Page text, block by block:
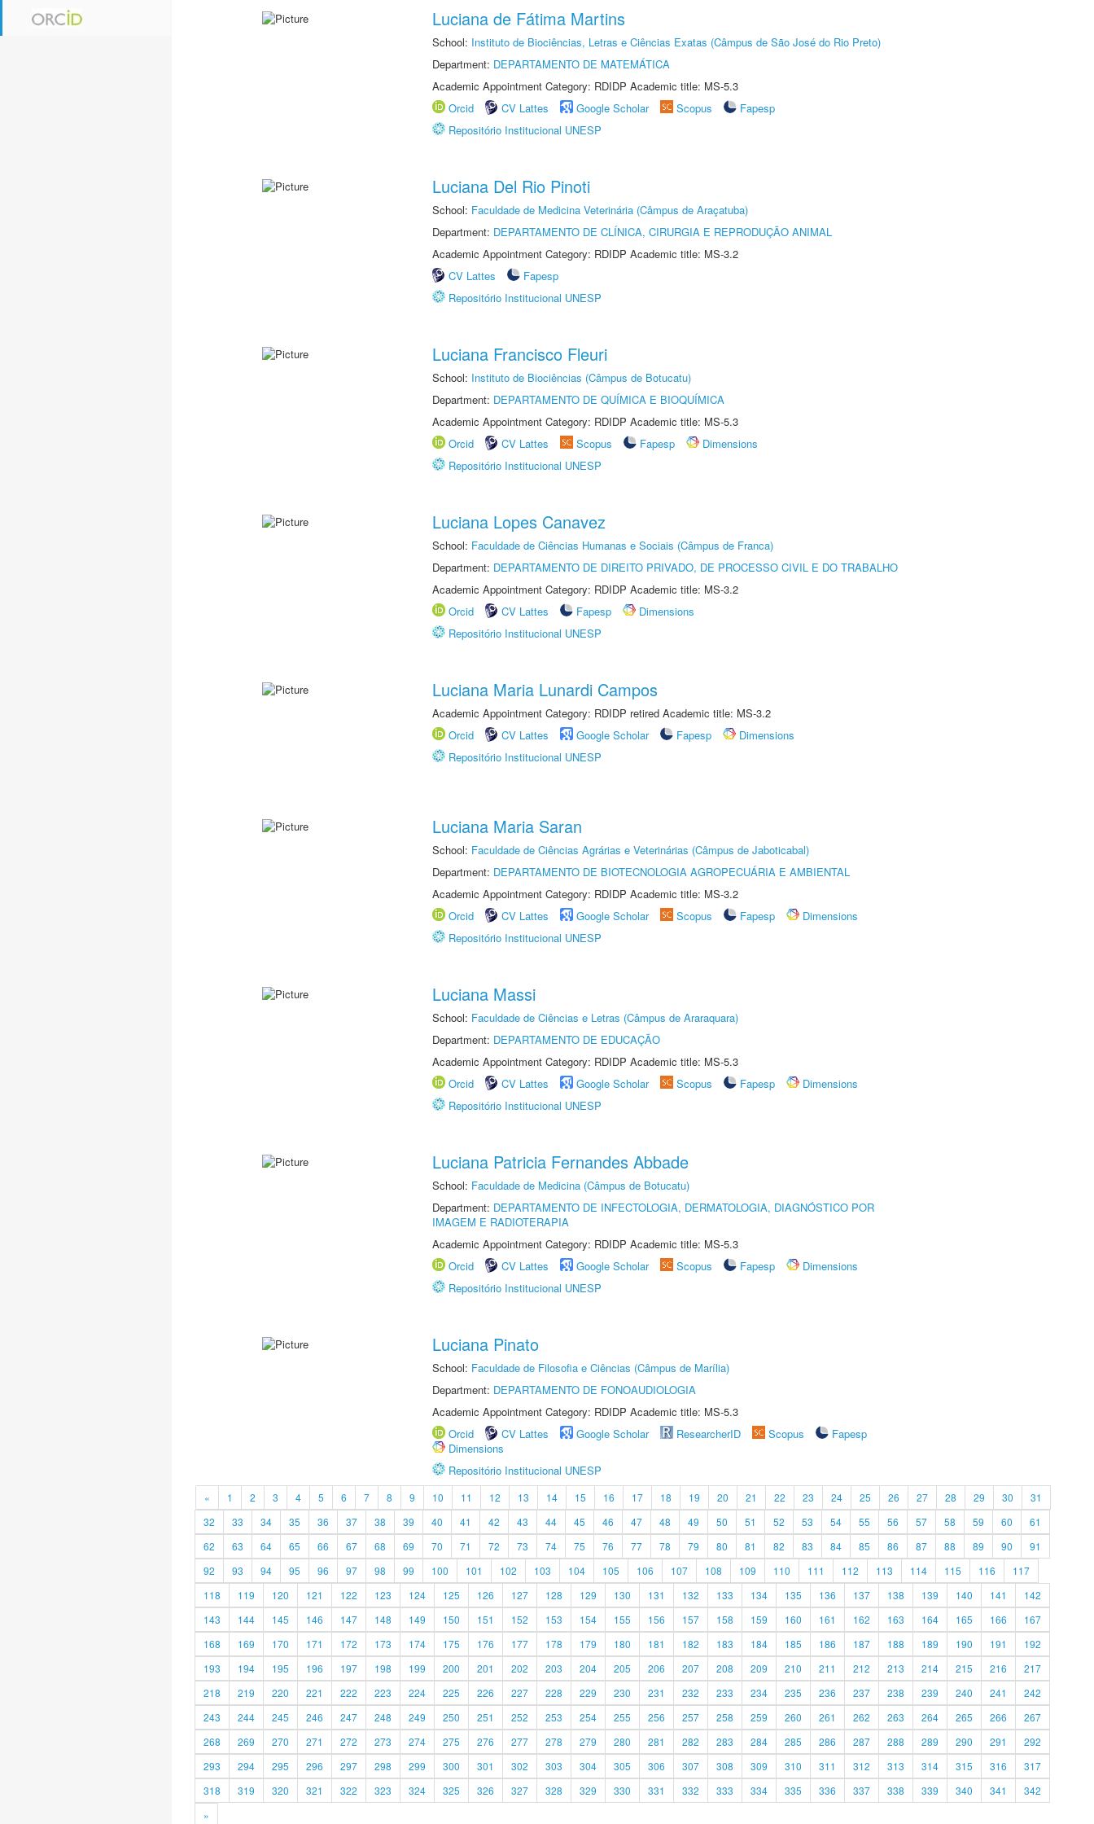
Luciana de Fátima Martins
School: Instituto de Biociências, Letras e Ciências Exatas (Câmpus de São José do Rio Preto)
Department: DEPARTAMENTO DE MATEMÁTICA
Academic Appointment Category: RDIDP Academic title: MS-5.3
Orcid
CV Lattes Google Scholar Scopus
Fapesp
Repositório Institucional UNESP
Luciana Del Rio Pinoti
School: Faculdade de Medicina Veterinária (Câmpus de Araçatuba)
Department: DEPARTAMENTO DE CLÍNICA, CIRURGIA E REPRODUÇÃO ANIMAL
Academic Appointment Category: RDIDP Academic title: MS-3.2
CV Lattes
Fapesp
Repositório Institucional UNESP
Luciana Francisco Fleuri
School: Instituto de Biociências (Câmpus de Botucatu)
Department: DEPARTAMENTO DE QUÍMICA E BIOQUÍMICA
Academic Appointment Category: RDIDP Academic title: MS-5.3
Orcid
CV Lattes Scopus Fapesp
Dimensions
Repositório Institucional UNESP
Luciana Lopes Canavez
School: Faculdade de Ciências Humanas e Sociais (Câmpus de Franca)
Department: DEPARTAMENTO DE DIREITO PRIVADO, DE PROCESSO CIVIL E DO TRABALHO
Academic Appointment Category: RDIDP Academic title: MS-3.2
Orcid
CV Lattes Fapesp
Dimensions
Repositório Institucional UNESP
Luciana Maria Lunardi Campos
Academic Appointment Category: RDIDP retired Academic title: MS-3.2
Orcid
CV Lattes Google Scholar Fapesp
Dimensions
Repositório Institucional UNESP
Luciana Maria Saran
School: Faculdade de Ciências Agrárias e Veterinárias (Câmpus de Jaboticabal)
Department: DEPARTAMENTO DE BIOTECNOLOGIA AGROPECUÁRIA E AMBIENTAL
Academic Appointment Category: RDIDP Academic title: MS-3.2
Orcid
CV Lattes Google Scholar Scopus Fapesp
Dimensions
Repositório Institucional UNESP
Luciana Massi
School: Faculdade de Ciências e Letras (Câmpus de Araraquara)
Department: DEPARTAMENTO DE EDUCAÇÃO
Academic Appointment Category: RDIDP Academic title: MS-5.3
Orcid
CV Lattes Google Scholar Scopus Fapesp
Dimensions
Repositório Institucional UNESP
Luciana Patricia Fernandes Abbade
School: Faculdade de Medicina (Câmpus de Botucatu)
Department: DEPARTAMENTO DE INFECTOLOGIA, DERMATOLOGIA, DIAGNÓSTICO POR
IMAGEM E RADIOTERAPIA
Academic Appointment Category: RDIDP Academic title: MS-5.3
Orcid
CV Lattes Google Scholar Scopus Fapesp
Dimensions
Repositório Institucional UNESP
Luciana Pinato
School: Faculdade de Filosofia e Ciências (Câmpus de Marília)
Department: DEPARTAMENTO DE FONOAUDIOLOGIA
Academic Appointment Category: RDIDP Academic title: MS-5.3
Orcid
CV Lattes Google Scholar ResearcherID Scopus
Fapesp
Dimensions
Repositório Institucional UNESP
« 1 2 3 4 5 6 7 8 9 10 11 12 13 14 15 16 17 18 19 20 21 22 23 24 25 26 27 28 29 30
31
32
33 34 35 36 37 38 39 40 41 42 43 44 45 46 47 48 49 50 51 52 53 54 55 56 57 58 59 60
61
62
63 64 65 66 67 68 69 70 71 72 73 74 75 76 77 78 79 80 81 82 83 84 85 86 87 88 89 90
91
92
93 94 95 96 97 98 99 100 101 102 103 104 105 106 107 108 109 110 111 112 113 114 115 116
117
118
119 120 121 122 123 124 125 126 127 128 129 130 131 132 133 134 135 136 137 138 139 140 141
142
143
144 145 146 147 148 149 150 151 152 153 154 155 156 157 158 159 160 161 162 163 164 165 166
167
168
169 170 171 172 173 174 175 176 177 178 179 180 181 182 183 184 185 186 187 188 189 190 191
192
193
194 195 196 197 198 199 200 201 202 203 204 205 206 207 208 209 210 211 212 213 214 215 216
217
218
219 220 221 222 223 224 225 226 227 228 229 230 231 232 233 234 235 236 237 238 239 240 241
242
243
244 245 246 247 248 249 250 251 252 253 254 255 256 257 258 259 260 261 262 263 264 265 266
267
268
269 270 271 272 273 274 275 276 277 278 279 280 281 282 283 284 285 286 287 288 289 290 291
292
293
294 295 296 297 298 299 300 301 302 303 304 305 306 307 308 309 310 311 312 313 314 315 316
317
318
319 320 321 322 323 324 325 326 327 328 329 330 331 332 333 334 335 336 337 338 339 340 341
342
»